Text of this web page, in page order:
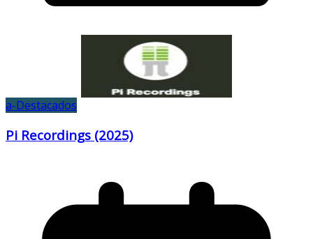
a-Destacados
Pi Recordings (2025)